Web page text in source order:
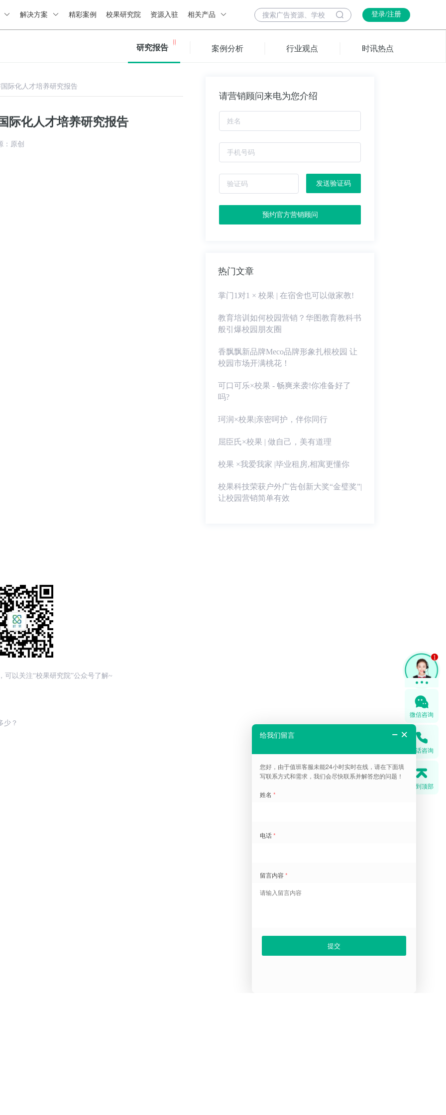
解决方案 精彩案例 校果研究院 资源入驻 相关产品 登录/注册
研究报告 案例分析 行业观点 时讯热点
际化人才培养研究报告
际化人才培养研究报告
：原创
可以关注“校果研究院”公众号了解~
少？
请营销顾问来电为您介绍
发送验证码
预约官方营销顾问
热门文章
掌门1对1 × 校果 | 在宿舍也可以做家教!
教育培训如何校园营销？华图教育教科书
般引爆校园朋友圈
香飘飘新品牌Meco品牌形象扎根校园 让
校园市场开满桃花！
可口可乐×校果 - 畅爽来袭!你准备好了
吗?
珂润×校果|亲密呵护，伴你同行
屈臣氏×校果 | 做自己，美有道理
校果 ×我爱我家 |毕业租房,相寓更懂你
校果科技荣获户外广告创新大奖“金璧奖”|
让校园营销简单有效
1
微信咨询
电话咨询
回到顶部